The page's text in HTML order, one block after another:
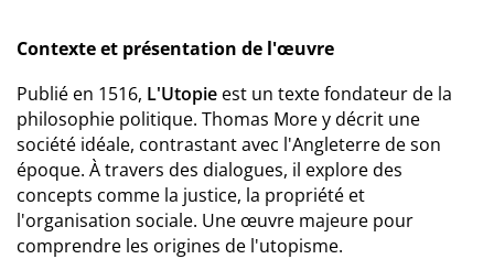
Contexte et présentation de l'œuvre
Publié en 1516, L'Utopie est un texte fondateur de la
philosophie politique. Thomas More y décrit une
société idéale, contrastant avec l'Angleterre de son
époque. À travers des dialogues, il explore des
concepts comme la justice, la propriété et
l'organisation sociale. Une œuvre majeure pour
comprendre les origines de l'utopisme.